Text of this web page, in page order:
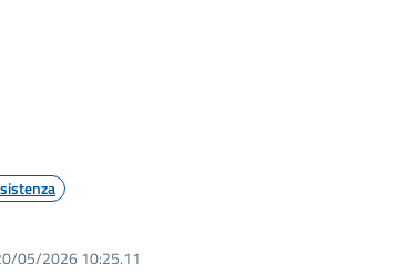
05/2026 10:25.11